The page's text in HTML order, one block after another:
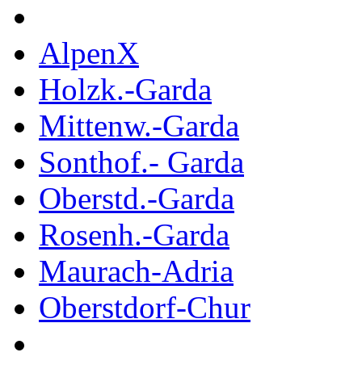
AlpenX
Holzk.-Garda
Mittenw.-Garda
Sonthof.- Garda
Oberstd.-Garda
Rosenh.-Garda
Maurach-Adria
Oberstdorf-Chur